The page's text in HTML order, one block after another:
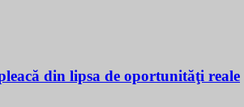
din lipsa de oportunităţi reale